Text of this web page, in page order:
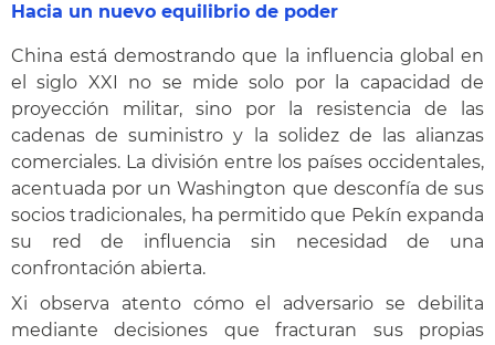
Hacia un nuevo equilibrio de poder
China está demostrando que la influencia global en
el siglo XXI no se mide solo por la capacidad de
proyección militar, sino por la resistencia de las
cadenas de suministro y la solidez de las alianzas
comerciales. La división entre los países occidentales,
acentuada por un Washington que desconfía de sus
socios tradicionales, ha permitido que Pekín expanda
su red de influencia sin necesidad de una
confrontación abierta.
Xi observa atento cómo el adversario se debilita
mediante decisiones que fracturan sus propias